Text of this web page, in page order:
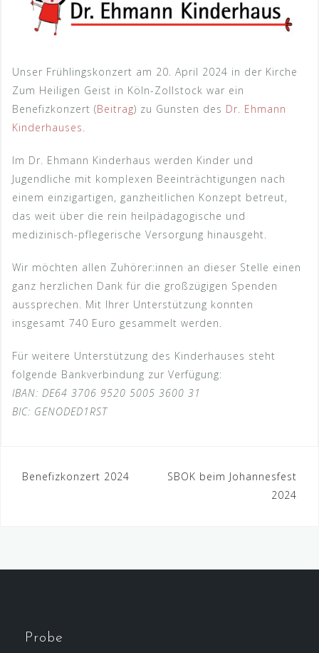
Unser Frühlingskonzert am 20. April 2024 in der Kirche
Zum Heiligen Geist in Köln-Zollstock war ein
Benefizkonzert (Beitrag) zu Gunsten des Dr. Ehmann
Kinderhauses.
Im Dr. Ehmann Kinderhaus werden Kinder und
Jugendliche mit komplexen Beeinträchtigungen nach
einem einzigartigen, ganzheitlichen Konzept betreut,
das weit über die rein heilpädagogische und
medizinisch-pflegerische Versorgung hinausgeht.
Wir möchten allen Zuhörer:innen an dieser Stelle einen
ganz herzlichen Dank für die großzügigen Spenden
aussprechen. Mit Ihrer Unterstützung konnten
insgesamt 740 Euro gesammelt werden.
Für weitere Unterstützung des Kinderhauses steht
folgende Bankverbindung zur Verfügung:
IBAN: DE64 3706 9520 5005 3600 31
BIC: GENODED1RST
Beitragsnavigation
Benefizkonzert 2024
SBOK beim Johannesfest
2024
Probe